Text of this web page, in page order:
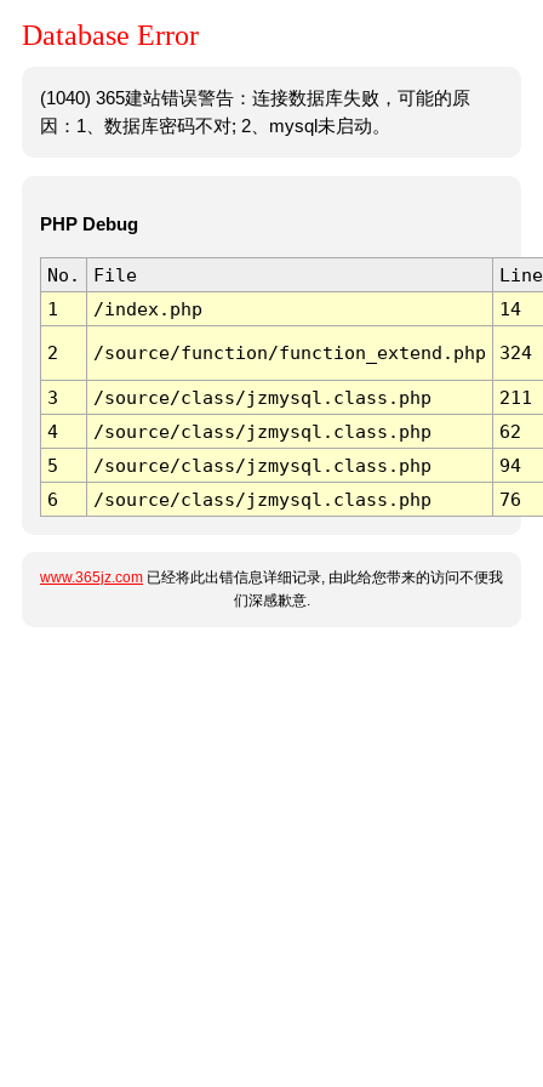
Database Error
(1040) 365建站错误警告：连接数据库失败，可能的原
因：1、数据库密码不对; 2、mysql未启动。
PHP Debug
No. File
Line
1
/index.php 14
2 /source/function/function_extend.php 324
3 /source/class/jzmysql.class.php
211
4
/source/class/jzmysql.class.php
62
5
/source/class/jzmysql.class.php
94
6
/source/class/jzmysql.class.php 76
www.365jz.com 已经将此出错信息详细记录, 由此给您带来的访问不便我
们深感歉意.